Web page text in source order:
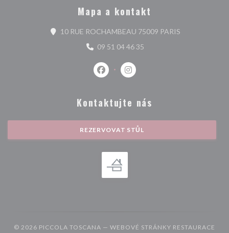
Mapa a kontakt
10 RUE ROCHAMBEAU 75009 PARIS
09 51 04 46 35
Facebook ((otevře se v novém okně))
Instagram ((otevře se v
Kontaktujte nás
REZERVOVAT STŮL
© 2026 PICCOLA TOSCANA — WEBOVÉ STRÁNKY RESTAURACE